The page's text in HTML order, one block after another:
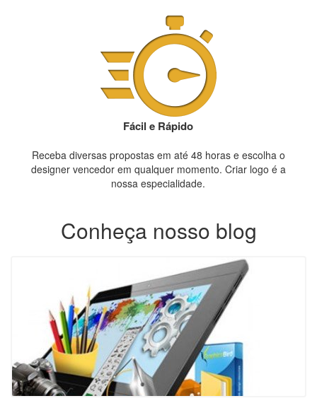
Fácil e Rápido
Receba diversas propostas em até 48 horas e escolha o
designer vencedor em qualquer momento. Criar logo é a
nossa especialidade.
Conheça nosso blog